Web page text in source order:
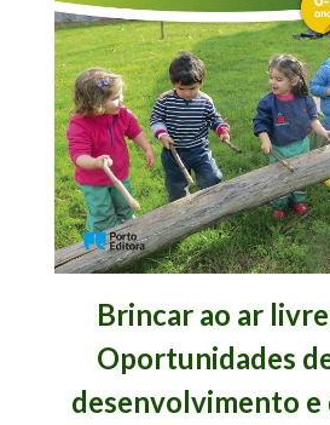
Brincar ao ar
Oportunidades
desenvolvimento e